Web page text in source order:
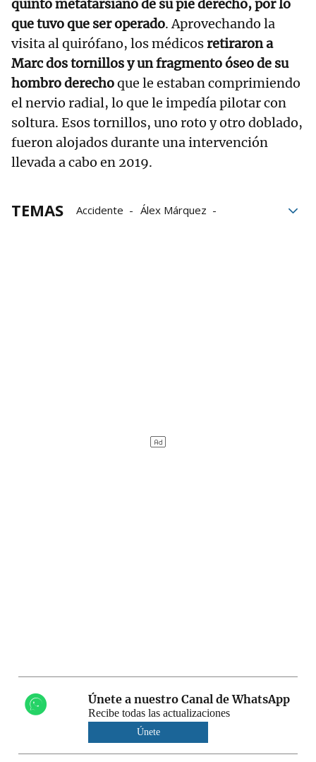
quinto metatarsiano de su pie derecho, por lo
que tuvo que ser operado. Aprovechando la
visita al quirófano, los médicosretiraron a
Marc dos tornillos y un fragmento óseo de su
hombro derechoque le estaban comprimiendo
el nervio radial, lo que le impedía pilotar con
soltura. Esos tornillos, uno roto y otro doblado,
fueron alojados durante una intervención
llevada a cabo en 2019.
TEMAS Accidente
Álex Márquez
Únete a nuestro Canal de WhatsApp
Recibe todas las actualizaciones
Únete